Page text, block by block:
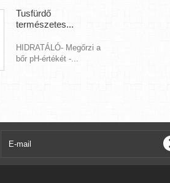
Tusfürdő
természetes...
HIDRATÁLÓ- Megőrzi a
bőr pH-értékét -...